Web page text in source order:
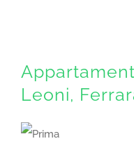
Leoni,